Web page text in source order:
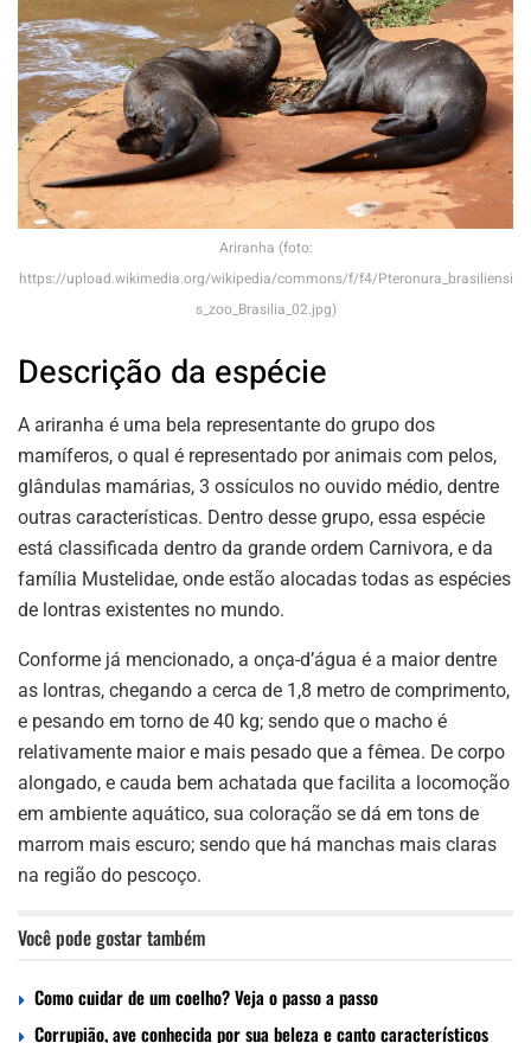
Ariranha (foto:
https://upload.wikimedia.org/wikipedia/commons/f/f4/Pteronura_brasiliensi
s_zoo_Brasilia_02.jpg)
Descrição da espécie
A ariranha é uma bela representante do grupo dos
mamíferos, o qual é representado por animais com pelos,
glândulas mamárias, 3 ossículos no ouvido médio, dentre
outras características. Dentro desse grupo, essa espécie
está classificada dentro da grande ordem Carnivora, e da
família Mustelidae, onde estão alocadas todas as espécies
de lontras existentes no mundo.
Conforme já mencionado, a onça-d’água é a maior dentre
as lontras, chegando a cerca de 1,8 metro de comprimento,
e pesando em torno de 40 kg; sendo que o macho é
relativamente maior e mais pesado que a fêmea. De corpo
alongado, e cauda bem achatada que facilita a locomoção
em ambiente aquático, sua coloração se dá em tons de
marrom mais escuro; sendo que há manchas mais claras
na região do pescoço.
Você pode gostar também
Como cuidar de um coelho? Veja o passo a passo
Corrupião, ave conhecida por sua beleza e canto característicos